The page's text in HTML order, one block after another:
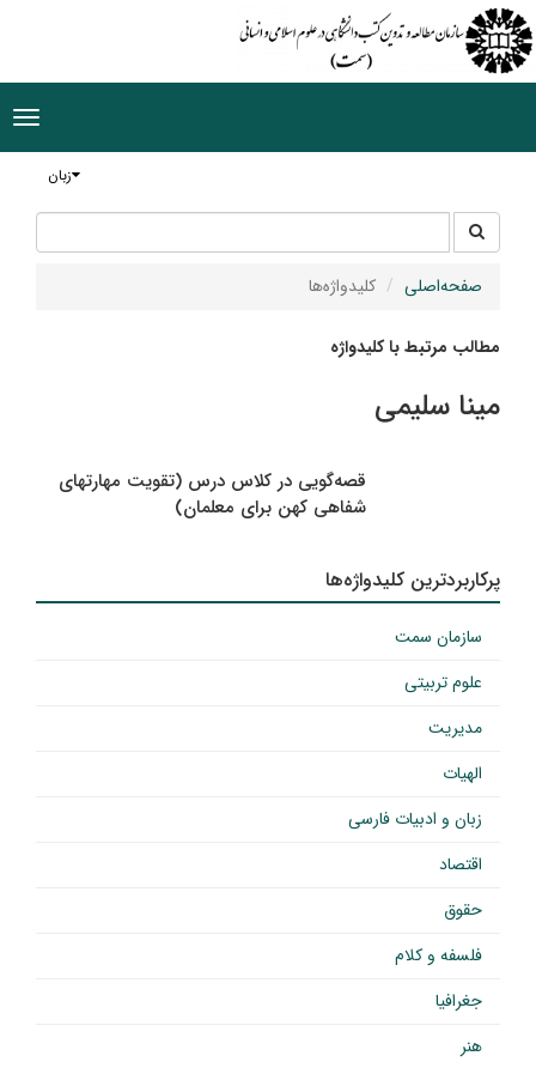
زبان
جستجو
در
سایت
صفحه‌اصلی کلیدواژه‌ها
مطالب مرتبط با کلیدواژه
مینا سلیمی
قصه‌گویی در کلاس درس (تقویت مهارتهای
شفاهی کهن برای معلمان)
پرکاربردترین کلیدواژه‌ها
سازمان سمت
علوم تربیتی
مدیریت
الهیات
زبان و ادبیات فارسی
اقتصاد
حقوق
فلسفه و کلام
جغرافیا
هنر